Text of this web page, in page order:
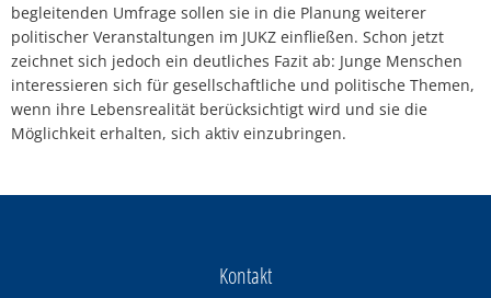
begleitenden Umfrage sollen sie in die Planung weiterer
politischer Veranstaltungen im JUKZ einfließen. Schon jetzt
zeichnet sich jedoch ein deutliches Fazit ab: Junge Menschen
interessieren sich für gesellschaftliche und politische Themen,
wenn ihre Lebensrealität berücksichtigt wird und sie die
Möglichkeit erhalten, sich aktiv einzubringen.
Kontakt